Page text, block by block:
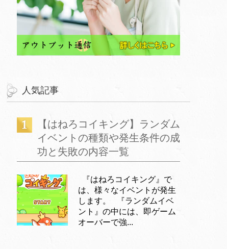
人気記事
【はねろコイキング】ランダム
イベントの種類や発生条件の成
功と失敗の内容一覧
『はねろコイキング』で
は、様々なイベントが発生
します。 『ランダムイベ
ント』の中には、即ゲーム
オーバーで強...